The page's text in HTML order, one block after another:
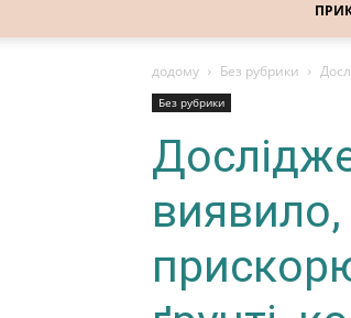
додому Без рубрики
Без рубрики